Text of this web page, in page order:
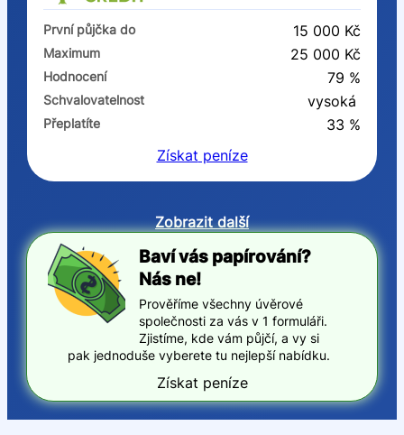
První půjčka do 15 000 Kč
Maximum 25 000 Kč
Hodnocení 79 %
Schvalovatelnost vysoká
Přeplatíte
33 %
Získat peníze
Zobrazit další
Baví vás papírování?
Nás ne!
Prověříme všechny úvěrové
společnosti za vás v 1 formuláři.
Zjistíme, kde vám půjčí, a vy si
pak jednoduše vyberete tu nejlepší nabídku.
Získat peníze